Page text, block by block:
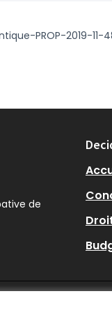
PROP-2019-11-
de